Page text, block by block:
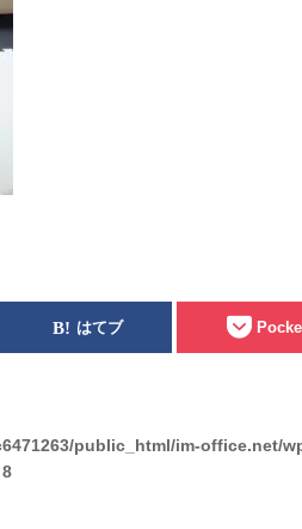
はてブ
public_html/im-office.net/
8